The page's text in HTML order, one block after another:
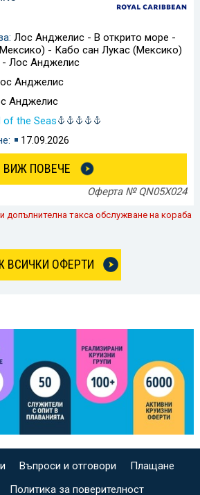
Лос Анджелис - В открито море -
- Кабо сан Лукас (Мексико)
- Лос Анджелис
Анджелис
Анджелис
of the Seas
17.09.2026
ВИЖ ПОВЕЧЕ
Оферта № QN05X024
допълнителна такса обслужване на кораба
ВСИЧКИ ОФЕРТИ
Въпроси и отговори
Плащане
Политика за поверителност